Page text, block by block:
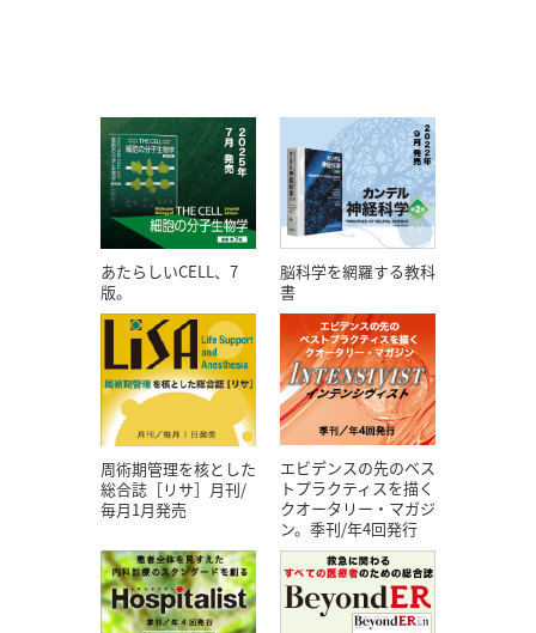
あたらしいCELL、7
版。
脳科学を網羅する教科
書
周術期管理を核とした
総合誌［リサ］月刊/
毎月1月発売
エビデンスの先のベス
トプラクティスを描く
クオータリー・マガジ
ン。季刊/年4回発行